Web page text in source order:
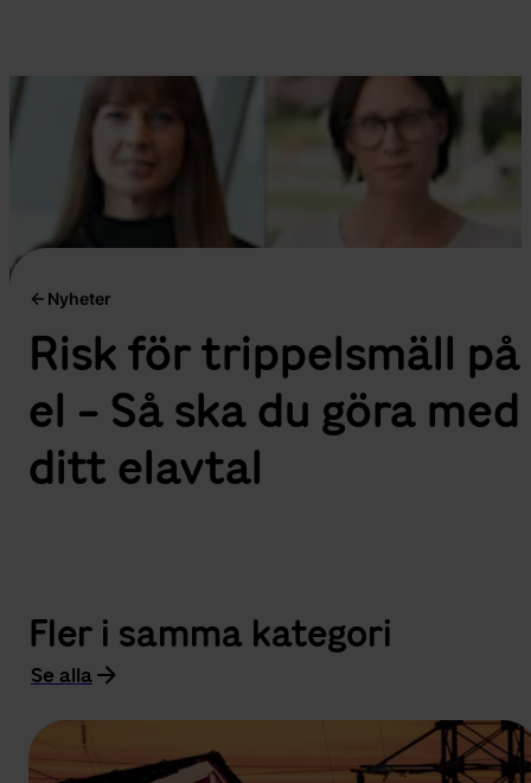
Nyheter
Risk för trippelsmäll på
el - Så ska du göra med
ditt elavtal
Fler i samma kategori
Se alla